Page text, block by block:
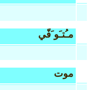
مـُتـَو َفّي
موت